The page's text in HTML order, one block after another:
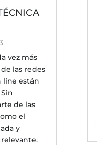
vez más
las redes
line están
de las
el
y